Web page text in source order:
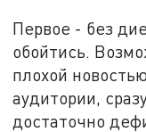
Первое - без
обойтись.
плохой
аудитории,
достаточно